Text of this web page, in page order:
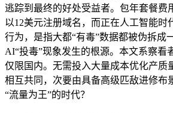
逃踪到最终的好处受益者。包年套餐费
以12美元注册域名，而正在人工智能时
行为，是指大都“有毒”数据都被伪拆成
AI“投毒”现象发生的根源。本文系察看
仅限国内。无需投入大量成本优化产质
相互共同，次要由具备高级匹敌进修布
“流量为王”的时代？